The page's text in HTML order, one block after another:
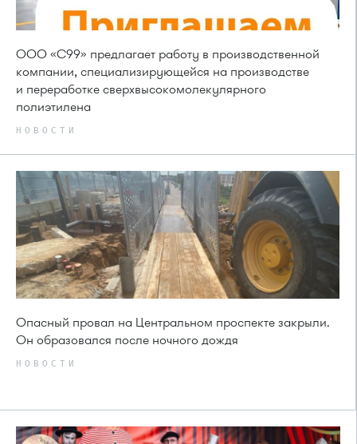
ООО «С99» предлагает работу в производственной
компании, специализирующейся на производстве
и переработке сверхвысокомолекулярного
полиэтилена
НОВОСТИ
Опасный провал на Центральном проспекте закрыли.
Он образовался после ночного дождя
НОВОСТИ